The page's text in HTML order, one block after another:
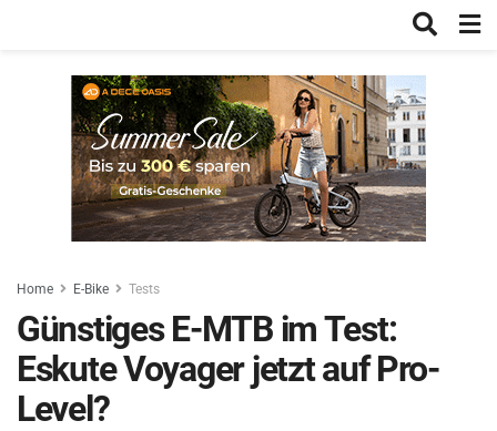
Home E-Bike Tests
Günstiges E-MTB im Test:
Eskute Voyager jetzt auf Pro-
Level?